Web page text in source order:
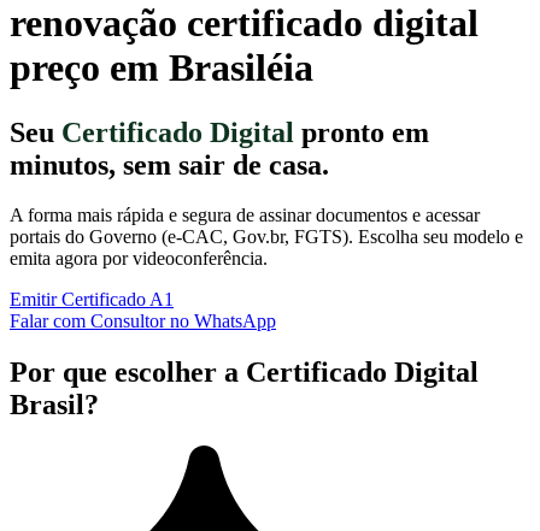
renovação certificado digital
preço em Brasiléia
Seu Certificado Digital pronto em
minutos, sem sair de casa.
A forma mais rápida e segura de assinar documentos e acessar
portais do Governo (e-CAC, Gov.br, FGTS). Escolha seu modelo e
emita agora por videoconferência.
Emitir Certificado A1
Falar com Consultor no WhatsApp
Por que escolher a Certificado Digital
Brasil?